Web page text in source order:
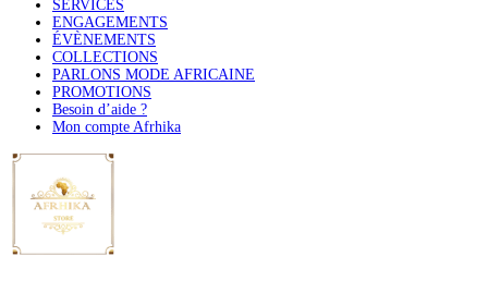
SERVICES
ENGAGEMENTS
ÉVÈNEMENTS
COLLECTIONS
PARLONS MODE AFRICAINE
PROMOTIONS
Besoin d’aide ?
Mon compte Afrhika